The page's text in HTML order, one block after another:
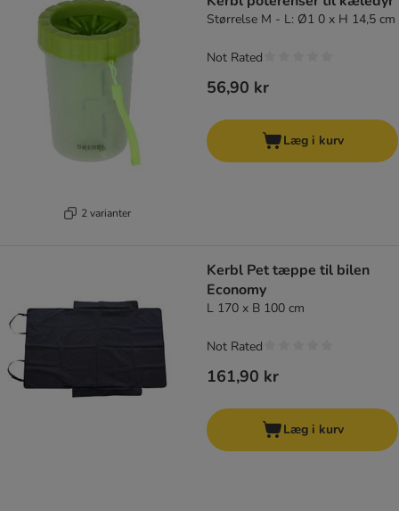
2 varianter
Størrelse M - L: Ø1 0 x H 14,5 cm
56,90 kr
Not Rated
Læg i kurv
Kerbl Pet tæppe til bilen
Economy
L 170 x B 100 cm
161,90 kr
Not Rated
Læg i kurv